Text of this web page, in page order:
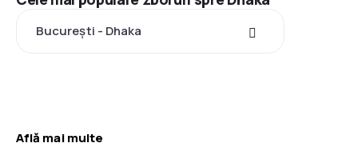
București - Dhaka
Află mai multe